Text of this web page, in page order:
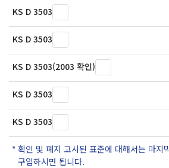
KS D 3503
KS D 3503
KS D 3503(2003 확인)
KS D 3503
KS D 3503
확인 및 폐지 고시된 표준에 대해서는 마지
구입하시면 됩니다.